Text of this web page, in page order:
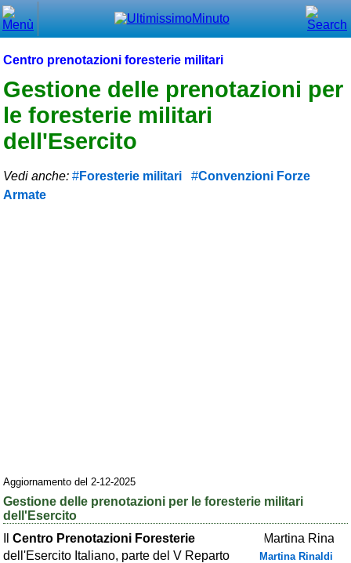
Centro prenotazioni foresterie militari
Gestione delle prenotazioni per
le foresterie militari
dell'Esercito
Vedi anche: Foresterie militari
Convenzioni Forze
Armate
Aggiornamento del 2-12-2025
Gestione delle prenotazioni per le foresterie militari
dell'Esercito
Martina Rinaldi
Centro Prenotazioni Foresterie
dell'Esercito Italiano, parte del V Reparto
Menù principale
⌂ Home
🕐 Last Minute
🕐 First Minute
🔍 Cerca
➕ Segnala evento
Area riservata
Chi siamo